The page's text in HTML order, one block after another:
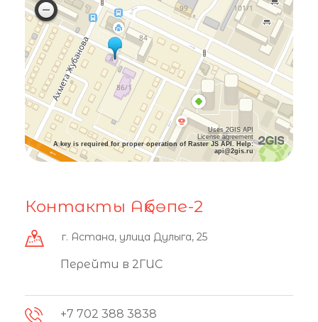
Uses 2GIS API
License agreement
A key is required for proper operation of Raster JS API. Help:
api@2gis.ru
Контакты Ақбөпе-2
г. Астана, улица Дулыга, 25
Перейти в 2ГИС
+7 702 388 3838